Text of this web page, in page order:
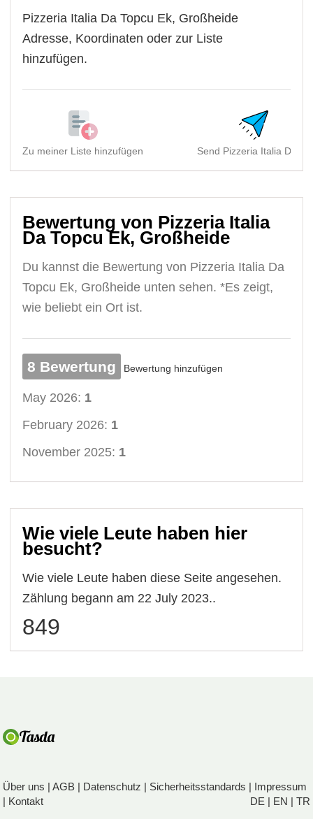
Pizzeria Italia Da Topcu Ek, Großheide
Adresse, Koordinaten oder zur Liste
hinzufügen.
Zu meiner Liste hinzufügen Send Pizzeria Italia Da T..
Bewertung von Pizzeria Italia
Da Topcu Ek, Großheide
Du kannst die Bewertung von Pizzeria Italia Da
Topcu Ek, Großheide unten sehen. *Es zeigt,
wie beliebt ein Ort ist.
8 Bewertung Bewertung hinzufügen
May 2026: 1
February 2026: 1
November 2025: 1
Wie viele Leute haben hier
besucht?
Wie viele Leute haben diese Seite angesehen.
Zählung begann am 22 July 2023..
849
Über uns |AGB | Datenschutz | Sicherheitsstandards | Impressum
| Kontakt DE | EN | TR